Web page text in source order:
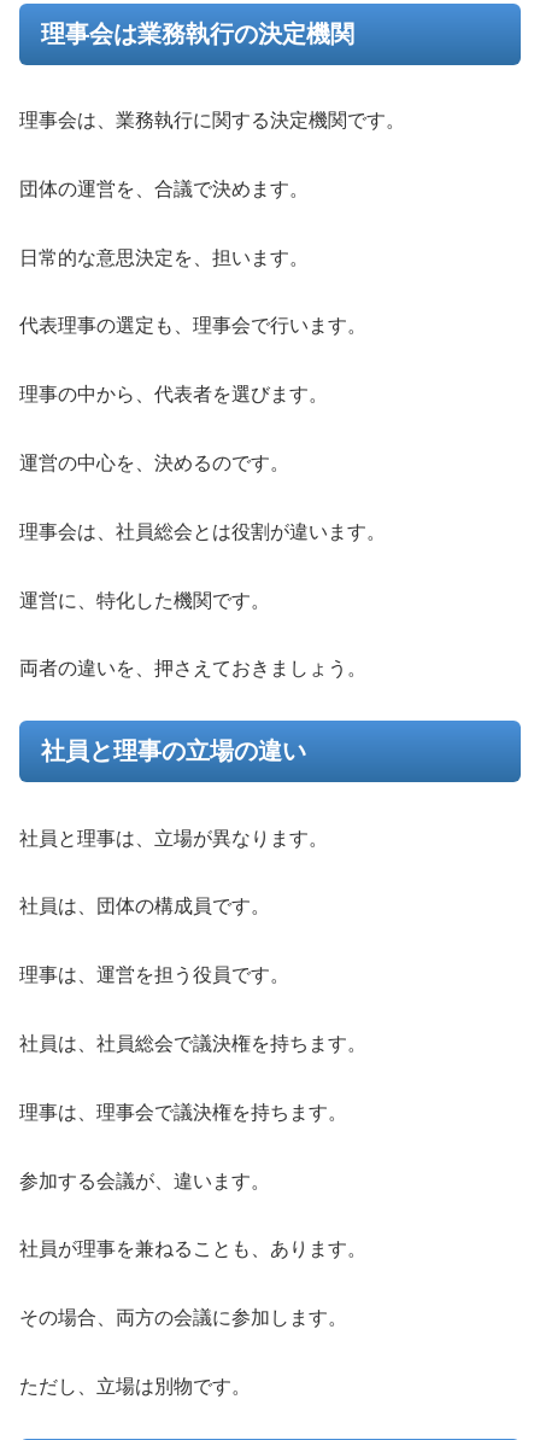
理事会は業務執行の決定機関
理事会は、業務執行に関する決定機関です。
団体の運営を、合議で決めます。
日常的な意思決定を、担います。
代表理事の選定も、理事会で行います。
理事の中から、代表者を選びます。
運営の中心を、決めるのです。
理事会は、社員総会とは役割が違います。
運営に、特化した機関です。
両者の違いを、押さえておきましょう。
社員と理事の立場の違い
社員と理事は、立場が異なります。
社員は、団体の構成員です。
理事は、運営を担う役員です。
社員は、社員総会で議決権を持ちます。
理事は、理事会で議決権を持ちます。
参加する会議が、違います。
社員が理事を兼ねることも、あります。
その場合、両方の会議に参加します。
ただし、立場は別物です。